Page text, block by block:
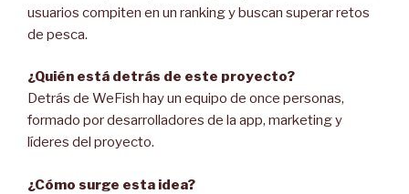
usuarios compiten en un ranking y buscan superar retos
de pesca.
¿Quién está detrás de este proyecto?
Detrás de WeFish hay un equipo de once personas,
formado por desarrolladores de la app, marketing y
líderes del proyecto.
¿Cómo surge esta idea?